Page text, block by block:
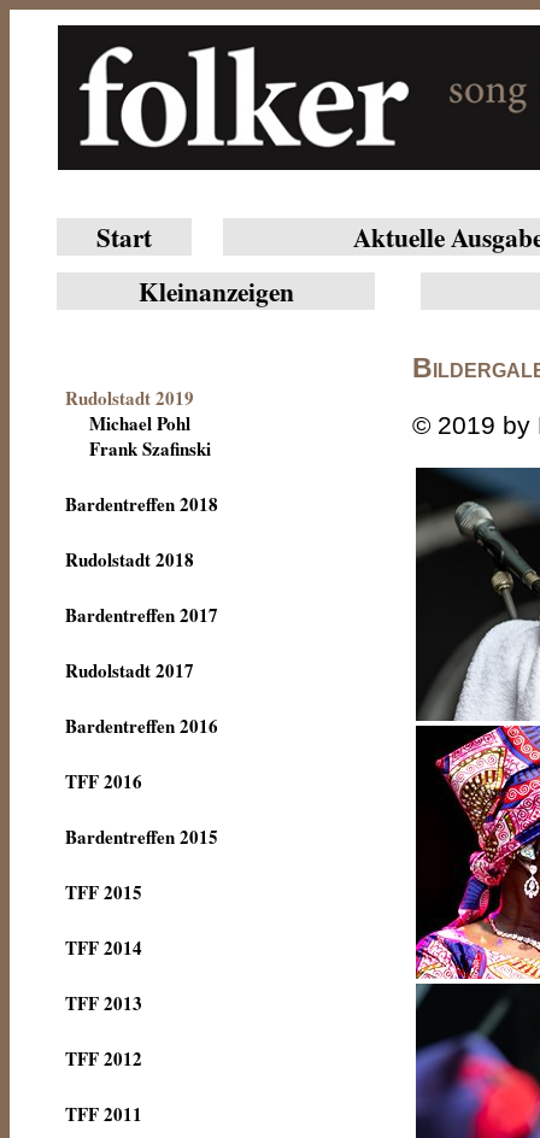
Start
Aktuelle
Klein­anzeigen
Rudolstadt 2019
Michael Pohl
Frank Szafinski
Bardentreffen 2018
Rudolstadt 2018
Bardentreffen 2017
Rudolstadt 2017
Bardentreffen 2016
TFF 2016
Bardentreffen 2015
TFF 2015
TFF 2014
TFF 2013
TFF 2012
TFF 2011
© 2019 by